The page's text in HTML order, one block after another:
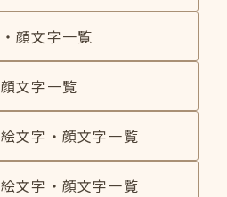
顔文字一覧
文字一覧
文字・顔文字一覧
文字・顔文字一覧